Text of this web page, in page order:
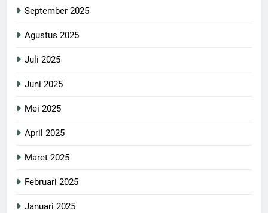
September 2025
Agustus 2025
Juli 2025
Juni 2025
Mei 2025
April 2025
Maret 2025
Februari 2025
Januari 2025